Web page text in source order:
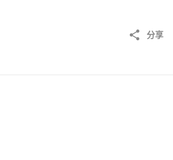
分享